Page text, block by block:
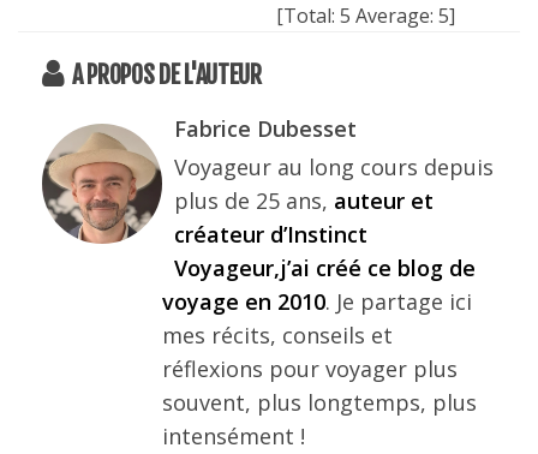
[Total: 5 Average: 5]
A PROPOS DE L'AUTEUR
Fabrice Dubesset
Voyageur au long cours depuis
plus de 25 ans, auteur et
créateur d’Instinct
Voyageur,j’ai créé ce blog de
voyage en 2010. Je partage ici
mes récits, conseils et
réflexions pour voyager plus
souvent, plus longtemps, plus
intensément !